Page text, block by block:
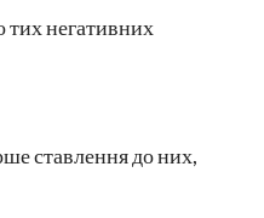
тих негативних
ставлення до них,